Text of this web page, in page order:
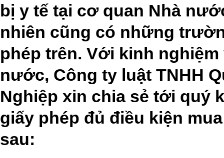
bị y tế tại cơ quan Nhà
nhiên cũng có những
phép trên. Với kinh
nước, Công ty luật TNHH
Nghiệp xin chia sẻ tới quý
giấy phép đủ điều kiện
sau: